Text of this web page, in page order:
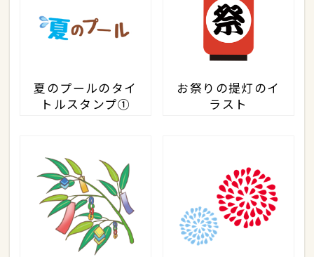
夏のプールのタイ
トルスタンプ①
お祭りの提灯のイ
ラスト